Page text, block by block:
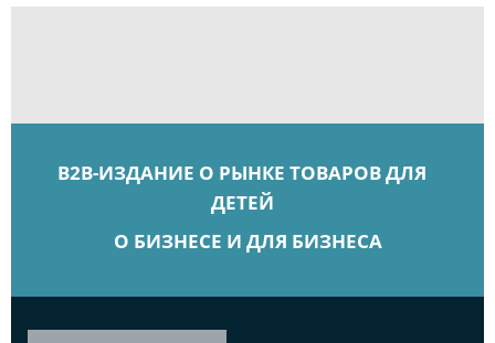
B2B-ИЗДАНИЕ О РЫНКЕ ТОВАРОВ ДЛЯ
ДЕТЕЙ
О БИЗНЕСЕ И ДЛЯ БИЗНЕСА